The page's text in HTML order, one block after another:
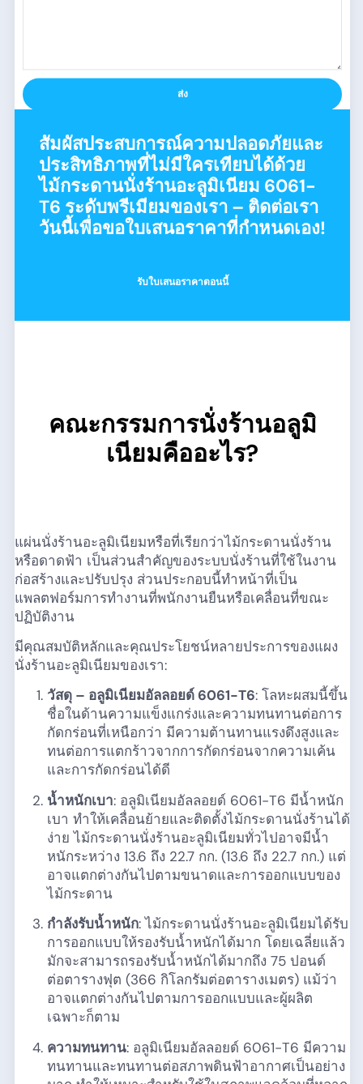
ส่ง
สัมผัสประสบการณ์ความปลอดภัยและ
ประสิทธิภาพที่ไม่มีใครเทียบได้ด้วย
ไม้กระดานนั่งร้านอะลูมิเนียม 6061-
T6 ระดับพรีเมียมของเรา – ติดต่อเรา
วันนี้เพื่อขอใบเสนอราคาที่กำหนดเอง!
รับใบเสนอราคาตอนนี้
คณะกรรมการนั่งร้านอลูมิ
เนียมคืออะไร?
แผ่นนั่งร้านอะลูมิเนียมหรือที่เรียกว่าไม้กระดานนั่งร้าน
หรือดาดฟ้า เป็นส่วนสำคัญของระบบนั่งร้านที่ใช้ในงาน
ก่อสร้างและปรับปรุง ส่วนประกอบนี้ทำหน้าที่เป็น
แพลตฟอร์มการทำงานที่พนักงานยืนหรือเคลื่อนที่ขณะ
ปฏิบัติงาน
มีคุณสมบัติหลักและคุณประโยชน์หลายประการของแผง
นั่งร้านอะลูมิเนียมของเรา:
วัสดุ – อลูมิเนียมอัลลอยด์ 6061-T6: โลหะผสมนี้ขึ้น
ชื่อในด้านความแข็งแกร่งและความทนทานต่อการ
กัดกร่อนที่เหนือกว่า มีความต้านทานแรงดึงสูงและ
ทนต่อการแตกร้าวจากการกัดกร่อนจากความเค้น
และการกัดกร่อนได้ดี
น้ำหนักเบา: อลูมิเนียมอัลลอยด์ 6061-T6 มีน้ำหนัก
เบา ทำให้เคลื่อนย้ายและติดตั้งไม้กระดานนั่งร้านได้
ง่าย ไม้กระดานนั่งร้านอะลูมิเนียมทั่วไปอาจมีน้ำ
หนักระหว่าง 13.6 ถึง 22.7 กก. (13.6 ถึง 22.7 กก.) แต่
อาจแตกต่างกันไปตามขนาดและการออกแบบของ
ไม้กระดาน
กำลังรับน้ำหนัก: ไม้กระดานนั่งร้านอะลูมิเนียมได้รับ
การออกแบบให้รองรับน้ำหนักได้มาก โดยเฉลี่ยแล้ว
มักจะสามารถรองรับน้ำหนักได้มากถึง 75 ปอนด์
ต่อตารางฟุต (366 กิโลกรัมต่อตารางเมตร) แม้ว่า
อาจแตกต่างกันไปตามการออกแบบและผู้ผลิต
เฉพาะก็ตาม
ความทนทาน: อลูมิเนียมอัลลอยด์ 6061-T6 มีความ
ทนทานและทนทานต่อสภาพดินฟ้าอากาศเป็นอย่าง